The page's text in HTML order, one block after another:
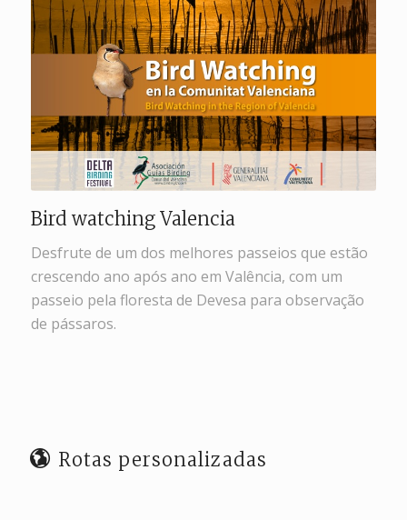
Bird watching Valencia
Desfrute de um dos melhores passeios que estão
crescendo ano após ano em Valência, com um
passeio pela floresta de Devesa para observação
de pássaros.
Rotas personalizadas